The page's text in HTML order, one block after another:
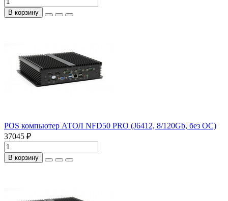
В корзину
POS компьютер АТОЛ NFD50 PRO (J6412, 8/120Gb, без ОС)
37045 ₽
В корзину